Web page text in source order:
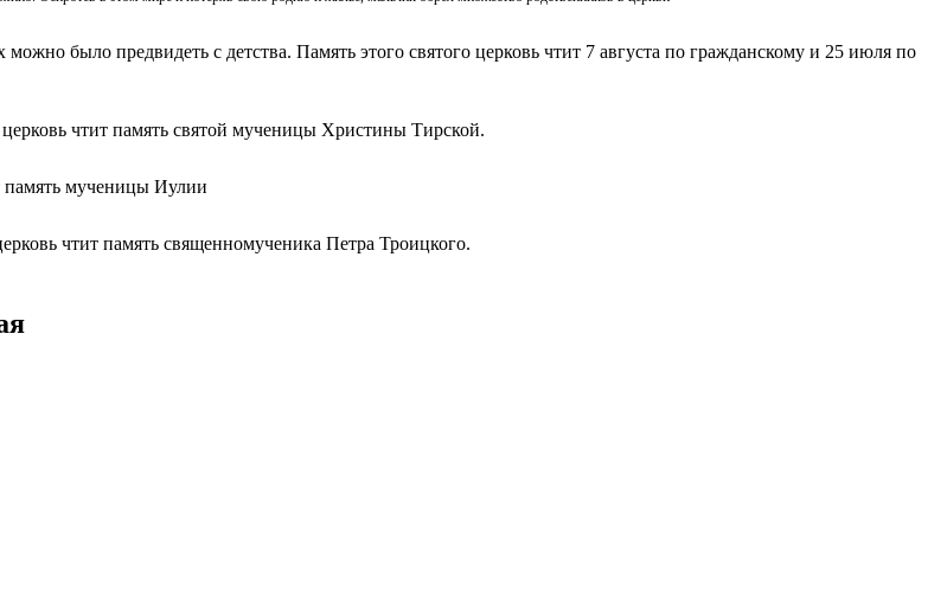
было предвидеть с детства. Память этого святого церковь чтит 7 августа по гражданскому и 25 июля по
чтит память святой мученицы Христины Тирской.
память мученицы Иулии
чтит память священномученика Петра Троицкого.